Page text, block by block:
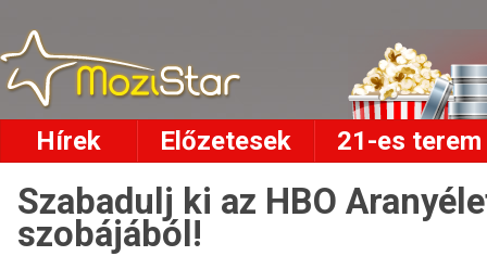
Hírek Előzetesek 21-es terem
Szabadulj ki az HBO
szobájából!